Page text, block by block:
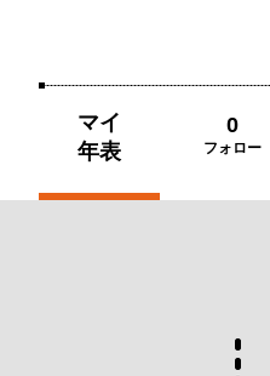
マイ
年表
0
フォロー